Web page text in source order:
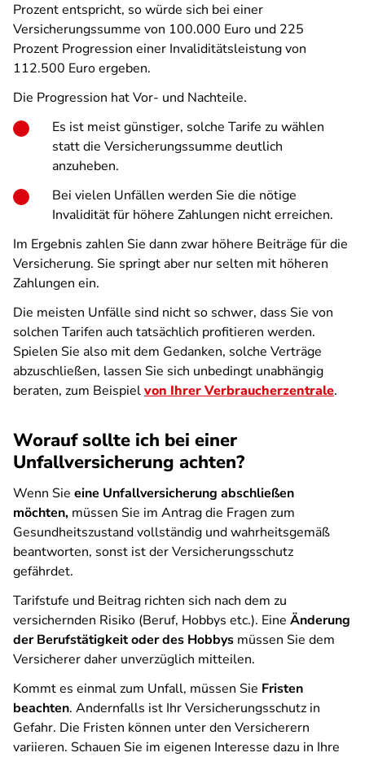
Prozent entspricht, so würde sich bei einer
Versicherungssumme von 100.000 Euro und 225
Prozent Progression einer Invaliditätsleistung von
112.500 Euro ergeben.
Die Progression hat Vor- und Nachteile.
Es ist meist günstiger, solche Tarife zu wählen
statt die Versicherungssumme deutlich
anzuheben.
Bei vielen Unfällen werden Sie die nötige
Invalidität für höhere Zahlungen nicht erreichen.
Im Ergebnis zahlen Sie dann zwar höhere Beiträge für die
Versicherung. Sie springt aber nur selten mit höheren
Zahlungen ein.
Die meisten Unfälle sind nicht so schwer, dass Sie von
solchen Tarifen auch tatsächlich profitieren werden.
Spielen Sie also mit dem Gedanken, solche Verträge
abzuschließen, lassen Sie sich unbedingt unabhängig
beraten, zum Beispielvon Ihrer Verbraucherzentrale.
Worauf sollte ich bei einer
Unfallversicherung achten?
Wenn Sie eine Unfallversicherung abschließen
möchten, müssen Sie im Antrag die Fragen zum
Gesundheitszustand vollständig und wahrheitsgemäß
beantworten, sonst ist der Versicherungsschutz
gefährdet.
Tarifstufe und Beitrag richten sich nach dem zu
versichernden Risiko (Beruf, Hobbys etc.). Eine Änderung
der Berufstätigkeit oder des Hobbys müssen Sie dem
Versicherer daher unverzüglich mitteilen.
Kommt es einmal zum Unfall, müssen Sie Fristen
beachten. Andernfalls ist Ihr Versicherungsschutz in
Gefahr. Die Fristen können unter den Versicherern
variieren. Schauen Sie im eigenen Interesse dazu in Ihre